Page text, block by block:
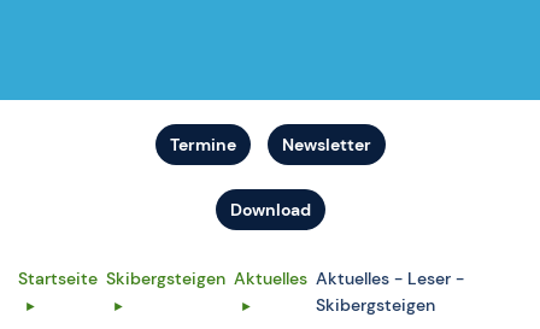
Termine Newsletter
Download
Startseite Skibergsteigen Aktuelles Aktuelles - Leser -
Skibergsteigen